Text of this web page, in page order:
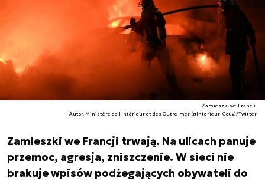
Zamieszki we Francji.
Autor. Ministère de l'Intérieur et des Outre-mer (@Interieur_Gouv)/Twitter
Zamieszki we Francji trwają. Na ulicach panuje
przemoc, agresja, zniszczenie. W sieci nie
brakuje wpisów podżegających obywateli do